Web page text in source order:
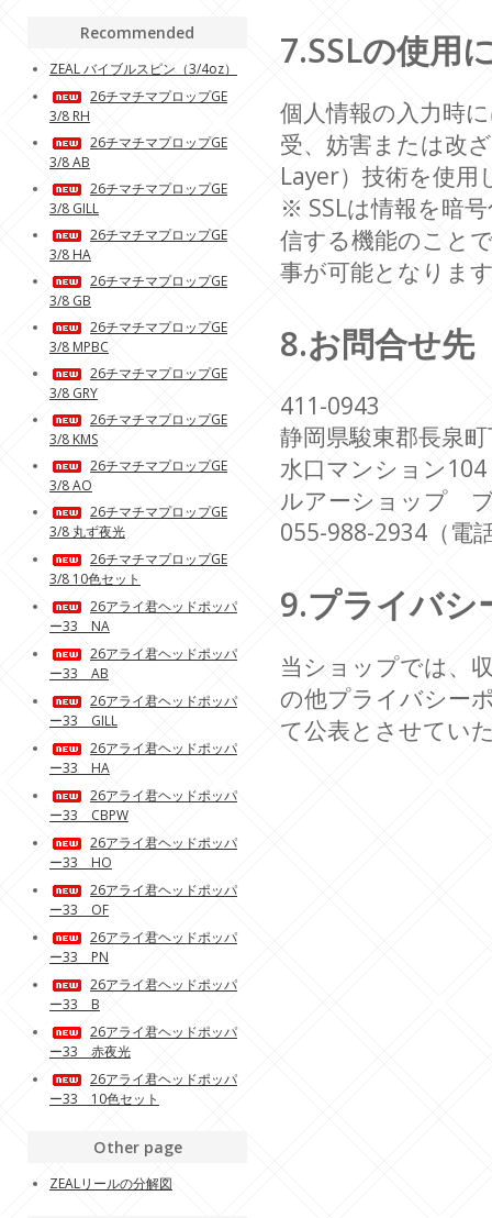
7.SSLの使用
個人情報の入力時
受、妨害または改
Layer）技術を使用
※ SSLは情報を暗
信する機能のこと
事が可能となりま
8.お問合せ先
411-0943
静岡県駿東郡長泉
水口マンション104
ルアーショップ
055-988-2934（電
9.プライバシ
当ショップでは、
の他プライバシー
て公表とさせてい
Recommended
ZEAL バイブルスピン（3/4oz）
26チマチマプロップGE
3/8 RH
26チマチマプロップGE
3/8 AB
26チマチマプロップGE
3/8 GILL
26チマチマプロップGE
3/8 HA
26チマチマプロップGE
3/8 GB
26チマチマプロップGE
3/8 MPBC
26チマチマプロップGE
3/8 GRY
26チマチマプロップGE
3/8 KMS
26チマチマプロップGE
3/8 AO
26チマチマプロップGE
3/8 丸ず夜光
26チマチマプロップGE
3/8 10色セット
26アライ君ヘッドポッパ
ー33 NA
26アライ君ヘッドポッパ
ー33 AB
26アライ君ヘッドポッパ
ー33 GILL
26アライ君ヘッドポッパ
ー33 HA
26アライ君ヘッドポッパ
ー33 CBPW
26アライ君ヘッドポッパ
ー33 HO
26アライ君ヘッドポッパ
ー33 OF
26アライ君ヘッドポッパ
ー33 PN
26アライ君ヘッドポッパ
ー33 B
26アライ君ヘッドポッパ
ー33 赤夜光
26アライ君ヘッドポッパ
ー33 10色セット
Other page
ZEALリールの分解図